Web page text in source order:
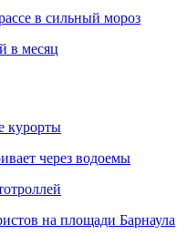
в сильный мороз
в месяц
курорты
через водоемы
на площади Барнаула